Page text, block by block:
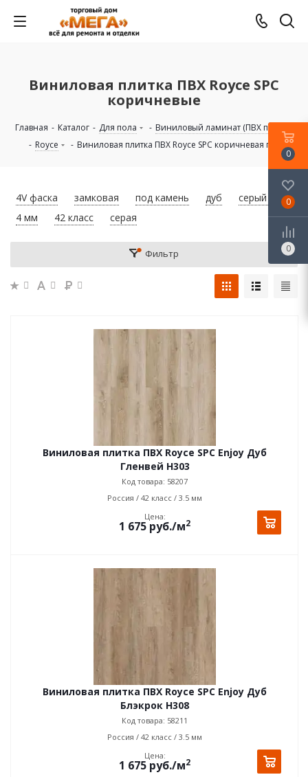
Виниловая плитка ПВХ Royce SPC
коричневые
Главная - Каталог - Для пола - Виниловый ламинат (ПВХ плитка)
- Royce - Виниловая плитка ПВХ Royce SPC коричневая гамма
4V фаска замковая под камень дуб
серый дуб
4 мм
42 класс серая
Фильтр
Виниловая плитка ПВХ Royce SPC Enjoy Дуб
Гленвей H303
Код товара: 58207
Россия / 42 класс / 3.5 мм
Цена:
1 675 руб./м2
Виниловая плитка ПВХ Royce SPC Enjoy Дуб
Блэкрок H308
Код товара: 58211
Россия / 42 класс / 3.5 мм
Цена:
1 675 руб./м2
0
0
0